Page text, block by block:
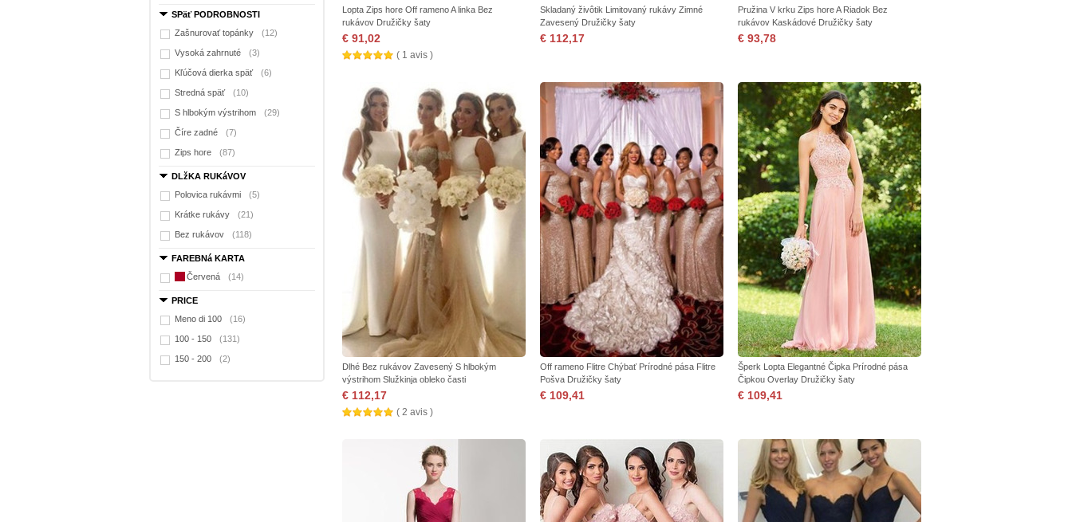
SPäť PODROBNOSTI
Zašnurovať topánky
(12)
Vysoká zahrnuté (3)
Kľúčová dierka späť (6)
Stredná späť (10)
S hlbokým výstrihom (29)
Číre zadné (7)
Zips hore (87)
DLžKA RUKáVOV
Polovica rukávmi
(5)
Krátke rukávy (21)
Bez rukávov (118)
FAREBNá KARTA
Červená
(14)
PRICE
Meno di 100
(16)
100 - 150 (131)
150 - 200 (2)
Lopta Zips hore Off rameno A linka Bez
rukávov Družičky šaty
€ 91,02
( 1 avis )
Skladaný živôtik Limitovaný rukávy Zimné
Zavesený Družičky šaty
€ 112,17
Pružina V krku Zips hore A Riadok Bez
rukávov Kaskádové Družičky šaty
€ 93,78
Dlhé Bez rukávov Zavesený S hlbokým
výstrihom Služkinja obleko časti
€ 112,17
( 2 avis )
Off rameno Flitre Chýbať Prírodné pása Flitre
Pošva Družičky šaty
€ 109,41
Šperk Lopta Elegantné Čipka Prírodné pása
Čipkou Overlay Družičky šaty
€ 109,41